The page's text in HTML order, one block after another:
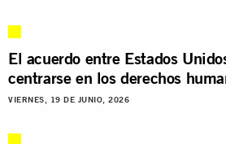
El acuerdo entre Estados
centrarse en los derechos
VIERNES, 19 DE JUNIO, 2026